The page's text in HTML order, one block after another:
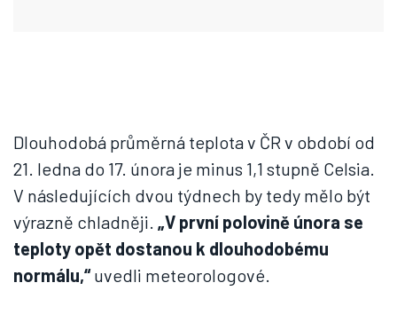
Dlouhodobá průměrná teplota v ČR v období od
21. ledna do 17. února je minus 1,1 stupně Celsia.
V následujících dvou týdnech by tedy mělo být
výrazně chladněji. „V první polovině února se
teploty opět dostanou k dlouhodobému
normálu,“uvedli meteorologové.